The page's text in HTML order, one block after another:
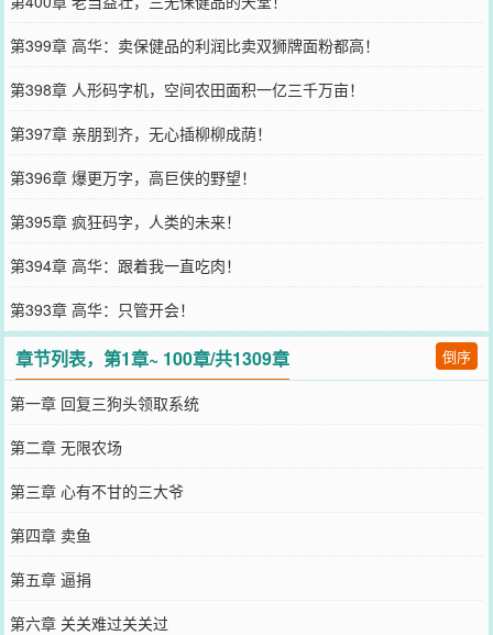
第399章 高华：卖保健品的利润比卖双狮牌面粉都高！
第398章 人形码字机，空间农田面积一亿三千万亩！
第397章 亲朋到齐，无心插柳柳成荫！
第396章 爆更万字，高巨侠的野望！
第395章 疯狂码字，人类的未来！
第394章 高华：跟着我一直吃肉！
第393章 高华：只管开会！
章节列表，第1章~ 100章/共1309章 倒序
第一章 回复三狗头领取系统
第二章 无限农场
第三章 心有不甘的三大爷
第四章 卖鱼
第五章 逼捐
第六章 关关难过关关过